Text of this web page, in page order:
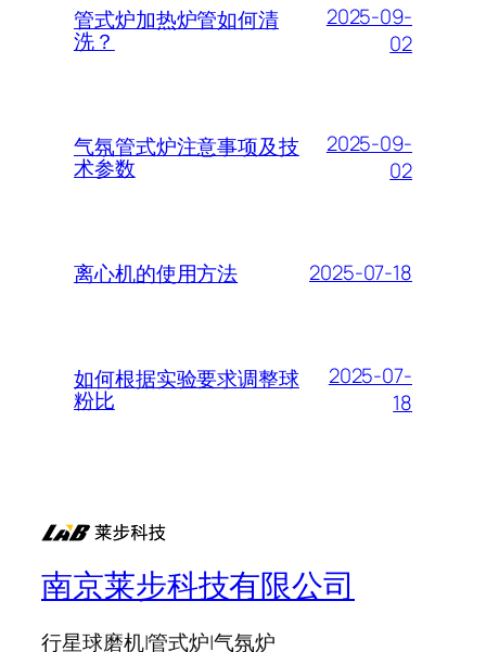
管式炉加热炉管如何清
洗？
2025-09-
02
气氛管式炉注意事项及技
术参数
2025-09-
02
离心机的使用方法 2025-07-18
如何根据实验要求调整球
粉比
2025-07-
18
南京莱步科技有限公司
行星球磨机|管式炉|气氛炉